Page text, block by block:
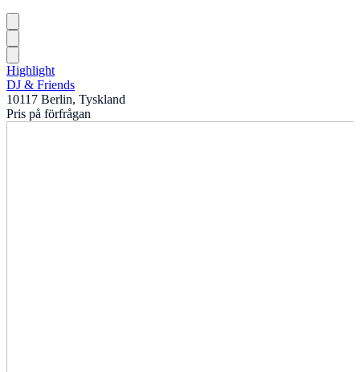
Highlight
DJ & Friends
10117 Berlin, Tyskland
Pris på förfrågan